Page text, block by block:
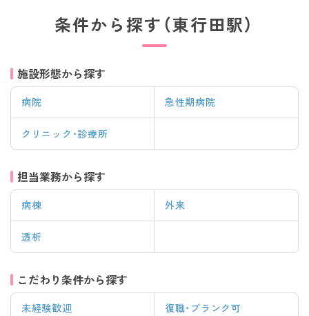
条件から探す（東行田駅）
施設形態から探す
病院 急性期病院
クリニック・診療所
担当業務から探す
病棟 外来
透析
こだわり条件から探す
未経験歓迎 復職・ブランク可